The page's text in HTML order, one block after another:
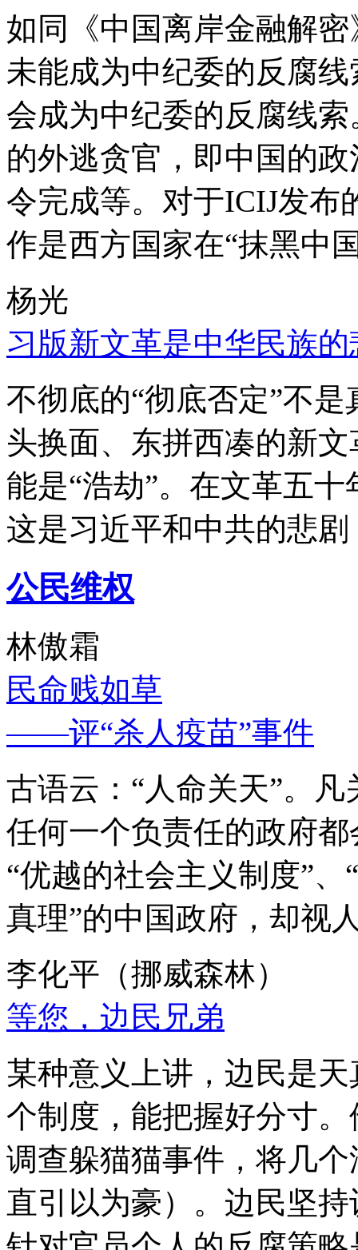
如同《中国离岸金融解
未能成为中纪委的反腐
会成为中纪委的反腐线
的外逃贪官，即中国的
令完成等。对于ICIJ发布
作是西方国家在“抹黑中
杨光
习版新文革是中华民族的
不彻底的“彻底否定”不
头换面、东拼西凑的新
能是“浩劫”。在文革五
这是习近平和中共的悲
公民维权
林傲霜
民命贱如草
——评“杀人疫苗”事件
古语云：“人命关天”。
任何一个负责任的政府
“优越的社会主义制度”
真理”的中国政府，却视
李化平（挪威森林）
等您，边民兄弟
某种意义上讲，边民是
个制度，能把握好分寸
调查躲猫猫事件，将几
直引以为豪）。边民坚